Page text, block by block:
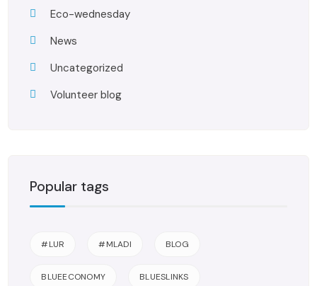
Eco-wednesday
News
Uncategorized
Volunteer blog
Popular tags
#LUR #MLADI BLOG
BLUEECONOMY BLUESLINKS